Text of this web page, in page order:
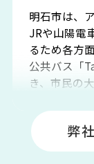
明石市は、
JRや山陽電
るため各方
公共バス「
き、市民の
場や釣りス
駅」周辺に
い物施設も
弊